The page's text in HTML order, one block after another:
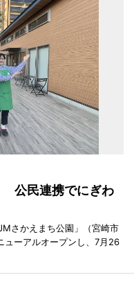
公民連携でにぎわ
さかえまち公園」（宮崎市
ーアルオープンし、7月26